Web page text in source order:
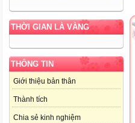
THỜI GIAN LÀ VÀNG
THÔNG TIN
Giới thiệu bản thân
Thành tích
Chia sẻ kinh nghiệm